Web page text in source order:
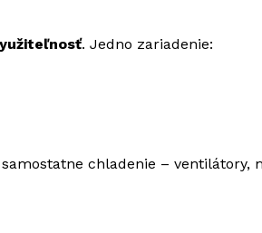
. Jedno zariadenie:
chladenie –